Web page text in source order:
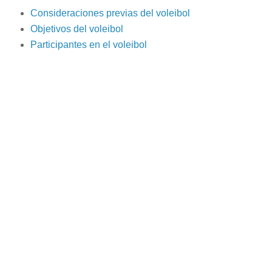
Consideraciones previas del voleibol
Objetivos del voleibol
Participantes en el voleibol